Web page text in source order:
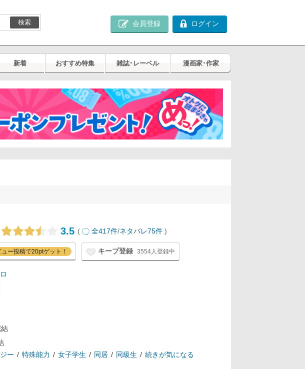
検索 会員登録 ログイン
新着 おすすめ特集 雑誌･レーベル 漫画家･作家
3.5 ( 全417件/ネタバレ75件 )
ュー投稿で20ptゲット！ キープ登録 3554人登録中
ー 特殊能力 女子学生 同居 同級生 続きが気になる